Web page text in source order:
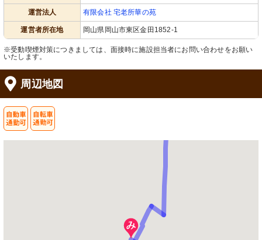
運営法人 有限会社 宅老所華の苑
運営者所在地 岡山県岡山市東区金田1852-1
※受動喫煙対策につきましては、面接時に施設担当者にお問い合わせをお願い
いたします。
周辺地図